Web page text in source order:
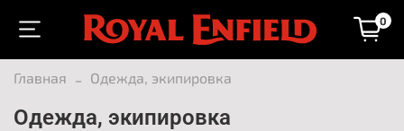
0
Главная Одежда, экипировка
Одежда, экипировка